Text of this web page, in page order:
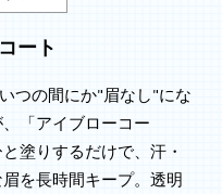
ート
つの間にか"眉なし"にな
「アイブローコー
塗りするだけで、汗・
を長時間キープ。透明